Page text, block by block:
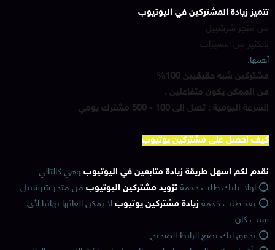
تتميز زيادة المشتركين في اليوتيوب
من متجر شرشبيل
بالكثير من المميزات
أهمها:
مشتركين شبه حقيقيين 100%
من الممكن يكون متفاعلين .
السرعة اليومية : تصل الى 100 - 500 مشترك يومي
كيف احصل على مشتركين يوتيوب
نقدم لكم اسهل طريقة زيادة متابعين في اليوتيوب وهي كالتالي :
⭕️ اولا عليك طلب خدمة تزويد مشتركين اليوتيوب من متجر شرشبيل .
⭕️ بعد طلب خدمة زيادة مشتركين يوتيوب لا يمكن الغائها نهائيا لأي
سبب كان.
⭕️ تحقق انك تضع الرابط الصحيح .